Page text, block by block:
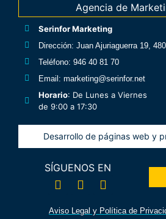
Agencia de
Serinfor Marketing
Dirección: Juan Ajuriaguerra 19,
Teléfono: 946 40 81 70
Email: marketing@serinfor.net
Horario: De Lunes a Viernes
de 9:00 a 17:30
Desarrollo de páginas web y
SÍGUENOS EN
Aviso Legal y Política de